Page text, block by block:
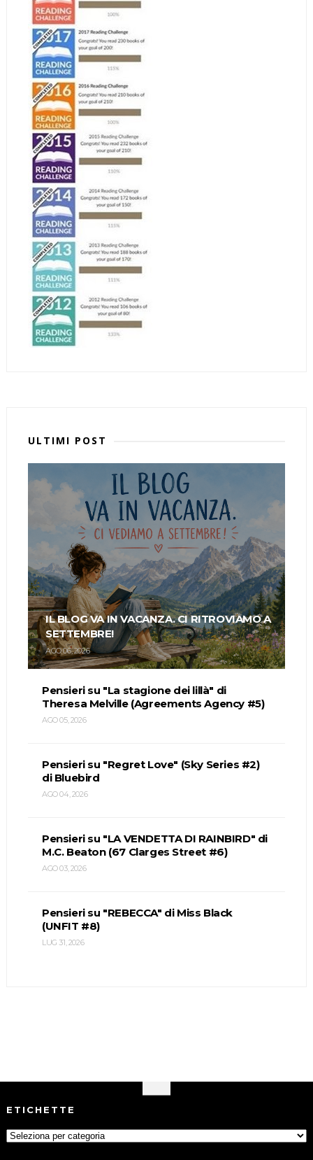
ULTIMI POST
IL BLOG VA IN VACANZA. CI RITROVIAMO A
SETTEMBRE!
AGO 06, 2026
Pensieri su "La stagione dei lillà" di
Theresa Melville (Agreements Agency #5)
AGO 05, 2026
Pensieri su "Regret Love" (Sky Series #2)
di Bluebird
AGO 04, 2026
Pensieri su "LA VENDETTA DI RAINBIRD" di
M.C. Beaton (67 Clarges Street #6)
AGO 03, 2026
Pensieri su "REBECCA" di Miss Black
(UNFIT #8)
LUG 31, 2026
ETICHETTE